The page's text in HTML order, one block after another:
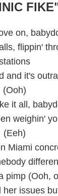
FIKE
on,
flippin'
and it's
(Ooh)
it all,
weighin'
(Eeh)
Miami
pimp (Ooh,
her issues